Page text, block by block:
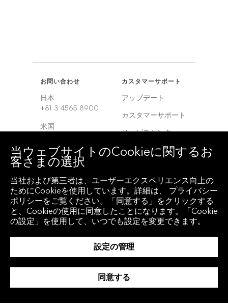
お問い合わせ
日本
+81 3 4565 8900
米国
ヨーロッパ
+44 20 7330 7500
アジア
+65 6212 1000
カスタマーサポート
アップデート
カスタマーサポート
サービスセンター
クライアント アクセ
Anywhere
地域
グローバル
韓国
中国
当ウェブサイトのCookieに関するお
客さまの選択
当社および第三者は、ユーザーエクスペリエンス向上の
ためにCookieを使用しています。詳細は、 プライバシー
ポリシーをご覧ください。「同意する」をクリックする
と、Cookieの使用に同意したことになります。「Cookie
の設定」を使用して、いつでも設定を変更できます。
設定の管理
同意する